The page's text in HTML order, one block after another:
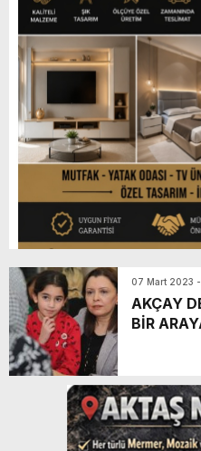
07 Mart 2023
AKÇAY
BİR